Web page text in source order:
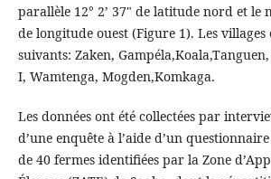
parallèle 12° 2’ 37" de latitude nord et le
de longitude ouest (Figure 1). Les villages
suivants: Zaken,
I, Wamtenga, Mogden,Komkaga.
Les données ont été collectées par
d’une enquête à l’aide d’un
de 40 fermes identifiées par la Zone